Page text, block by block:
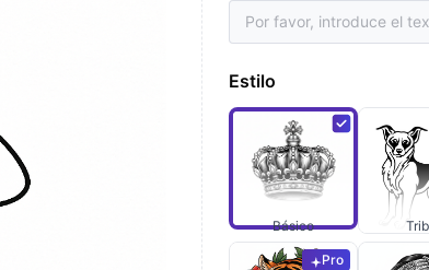
Estilo
Básico
Pro